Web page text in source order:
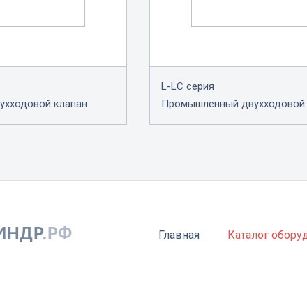
клапан
L-LC серия
Промышленный двухходовой
.РФ Главная Каталог